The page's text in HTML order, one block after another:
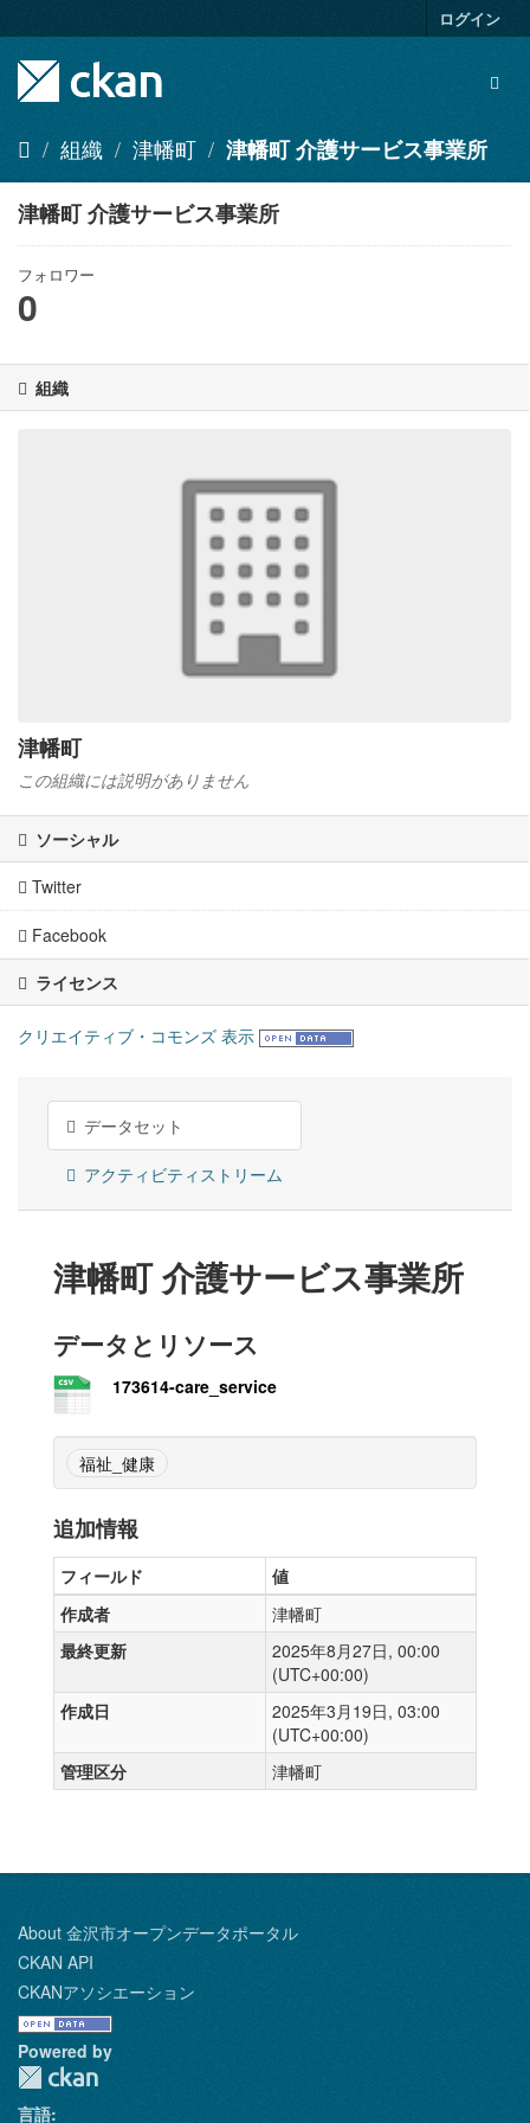
キ
容
ログイン
組織 津幡町 津幡町 介護サービス事業所
津幡町 介護サービス事業所
フォロワー
0
組織
津幡町
この組織には説明がありません
ソーシャル
Twitter
Facebook
ライセンス
クリエイティブ・コモンズ 表示
データセット
アクティビティストリーム
津幡町 介護サービス事業所
データとリソース
173614-care_service
福祉_健康
追加情報
フィールド
値
作成者
津幡町
最終更新
2025年8月27日, 00:00
(UTC+00:00)
作成日
2025年3月19日, 03:00
(UTC+00:00)
管理区分
津幡町
About 金沢市オープンデータポータル
CKAN API
CKANアソシエーション
Powered by
言語